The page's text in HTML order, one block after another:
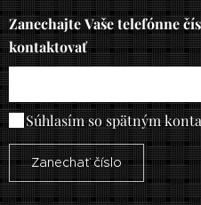
Zanechajte Vaše telefónne
kontaktovať
Súhlasím so spätným
Zanechať číslo